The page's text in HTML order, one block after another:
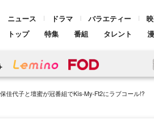
ニュース ドラマ バラエティー
トップ
特集 番組 タレント
佳代子と壇蜜が冠番組でKis-My-Ft2にラブコール!?